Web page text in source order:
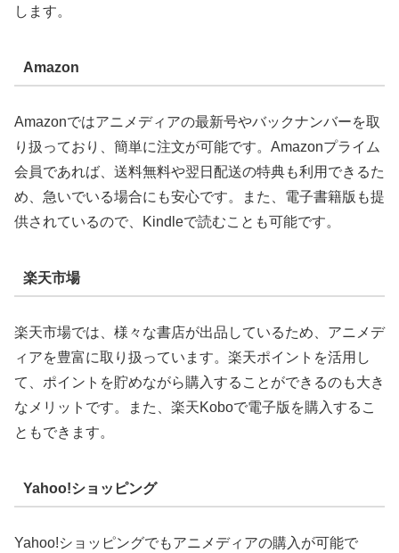
します。
Amazon
Amazonではアニメディアの最新号やバックナンバーを取
り扱っており、簡単に注文が可能です。Amazonプライム
会員であれば、送料無料や翌日配送の特典も利用できるた
め、急いでいる場合にも安心です。また、電子書籍版も提
供されているので、Kindleで読むことも可能です。
楽天市場
楽天市場では、様々な書店が出品しているため、アニメデ
ィアを豊富に取り扱っています。楽天ポイントを活用し
て、ポイントを貯めながら購入することができるのも大き
なメリットです。また、楽天Koboで電子版を購入するこ
ともできます。
Yahoo!ショッピング
Yahoo!ショッピングでもアニメディアの購入が可能で